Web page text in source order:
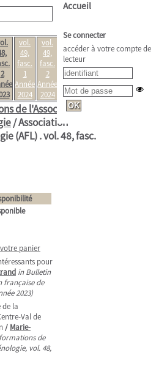
2
vol.
49,
fasc.
1
Année
2024
vol.
49,
fasc.
2
Année
2024
50,
fasc.
1
Année
2025
de l'Association
/ Association
(AFL) .vol. 48, fasc.
panier
pour
in Bulletin
française de
2023)
de la
Val de
/ Marie-
de
vol. 48,
Accueil
Se connecter
accéder à votre compte de
lecteur